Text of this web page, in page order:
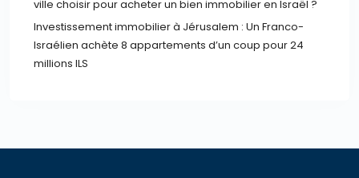
ville choisir pour acheter un bien immobilier en Israël ?
Investissement immobilier à Jérusalem : Un Franco-
Israélien achète 8 appartements d’un coup pour 24
millions ILS